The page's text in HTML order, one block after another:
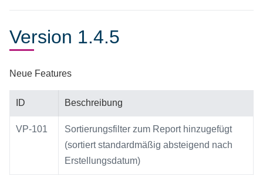
Version 1.4.5
Neue Features
ID Beschreibung
VP-101
Sortierungsfilter zum Report hinzugefügt
(sortiert standardmäßig absteigend nach
Erstellungsdatum)